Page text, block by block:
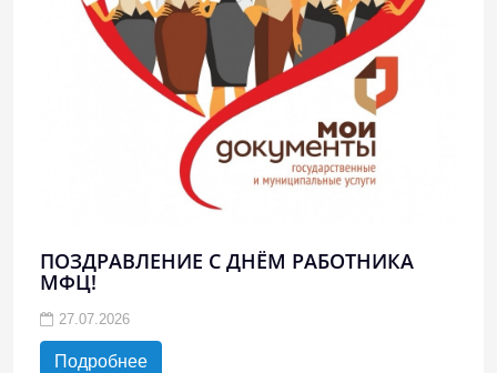
ПОЗДРАВЛЕНИЕ С ДНЁМ РАБОТНИКА
МФЦ!
27.07.2026
Подробнее